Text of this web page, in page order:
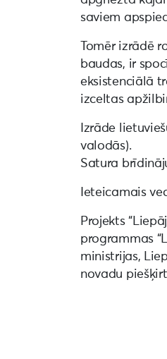
saviem
Tomēr izrādē
baudas, ir
eksistenciālā
izceltas
Izrāde
valodās).
Satura
Ieteicamais
Projekts
programmas
ministrijas,
novadu